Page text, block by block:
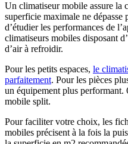
Un climatiseur mobile assure la
superficie maximale ne dépasse
d’étudier les performances de
climatiseurs mobiles disposant
d’air à refroidir.
Pour les petits espaces, le
parfaitement. Pour les pièces
un équipement plus
mobile split.
Pour faciliter votre choix, les
mobiles précisent à la fois la